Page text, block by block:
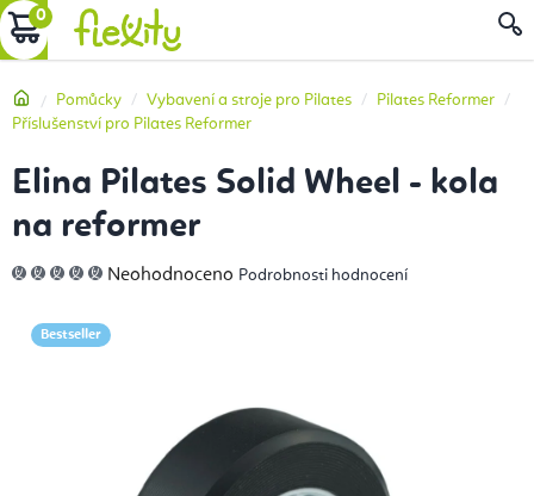
Přejít
na
NÁKUPNÍ
DomůPomůcky Vybavení a stroje pro Pilates
Pilates Reformer
Příslušenství pro Pilates Reformer
Elina Pilates Solid Wheel - kola
na reformer
Průměrné
hodnocení
0,0
z
Neohodnoceno Podrobnosti hodnocení
Bestseller